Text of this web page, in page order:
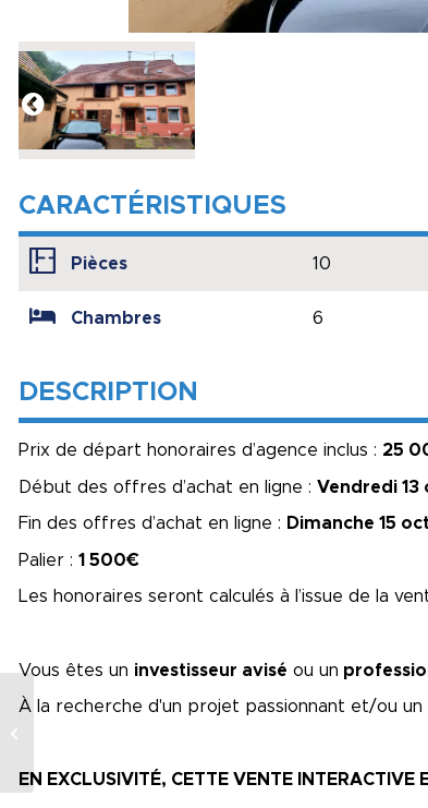
CARACTÉRISTIQUES
Pièces 10
Chambres 6
DESCRIPTION
Prix de départ honoraires d’agence inclus : 25
Début des offres d’achat en ligne : Vendredi 13
Fin des offres d’achat en ligne : Dimanche 15
Palier : 1 500€
Les honoraires seront calculés à l’issue de la
Vous êtes un investisseur avisé ou un
À la recherche d'un projet passionnant et/ou un
EN EXCLUSIVITÉ, CETTE VENTE INTERACTIVE